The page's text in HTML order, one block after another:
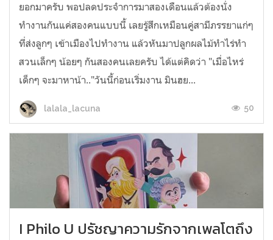
ยอกมาครับ พอปลดประจำการมาสองเดือนแล้วต้องนั่ง
ทำงานกันแค่สองคนแบบนี้ เลยรู้สึกเหมือนคู่สามีภรรยาแก่ๆ
ที่ส่งลูกๆ เข้าเมืองไปทำงาน แล้วหันมาปลูกผลไม้ทำไร่ทำ
สวนเล็กๆ น้อยๆ กันสองคนเลยครับ ได้แต่คิดว่า "เมื่อไหร่
เด็กๆ จะมาหาน้า.."วันนี้ก่อนเริ่มงาน มินฮย...
lalala_lacuna 50
I Philo U ปรัชญาความรักจากเพลโตถึง